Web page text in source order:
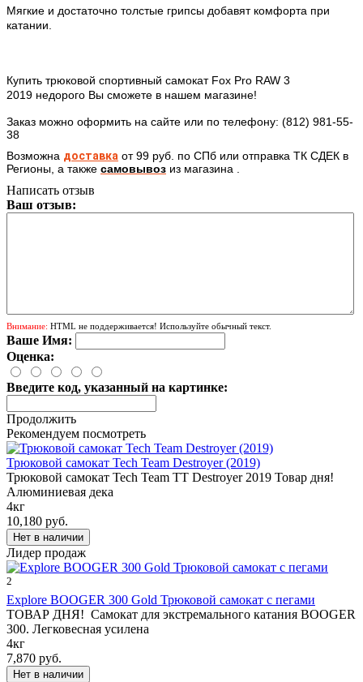
Мягкие и достаточно толстые грипсы добавят комфорта при
катании.
Купить трюковой спортивный самокат Fox Pro RAW 3
2019 недорого Вы сможете в нашем магазине!
Заказ можно оформить на сайте или по телефону: (812) 981-55-
38
Возможна доставка от 99 руб. по СПб или отправка ТК СДЕК в
Регионы , а также самовывоз из магазина .
Написать отзыв
Ваш отзыв:
Внимание: HTML не поддерживается! Используйте обычный текст.
Ваше Имя:
Оценка:
Введите код, указанный на картинке:
Продолжить
Рекомендуем посмотреть
Трюковой самокат Tech Team Destroyer (2019)
Трюковой самокат Tech Team TT Destroyer 2019 Товар дня!
Алюминиевая дека
4кг
10,180 руб.
Лидер продаж
2
Explore BOOGER 300 Gold Трюковой самокат с пегами
ТОВАР ДНЯ! Самокат для экстремального катания BOOGER
300. Легковесная усилена
4кг
7,870 руб.